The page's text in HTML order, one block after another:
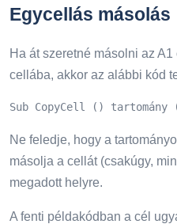
Egycellás másolás
Ha át szeretné másolni az
cellába, akkor az alábbi kód
Sub CopyCell ()
Ne feledje, hogy a
másolja a cellát (csakúgy,
megadott helyre.
A fenti példakódban a cél